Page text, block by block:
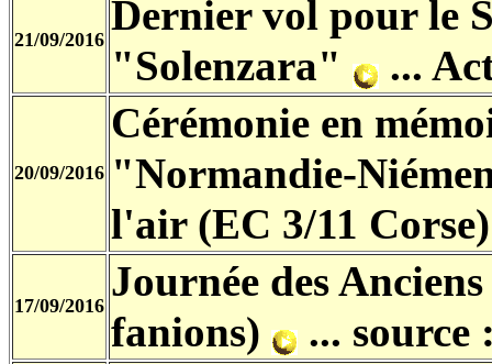
21/09/2016 Dernier vol pour le
"Solenzara"
...
20/09/2016
Cérémonie en
"Normandie-
l'air (EC 3/11 Corse)
17/09/2016 Journée des
fanions)
... source